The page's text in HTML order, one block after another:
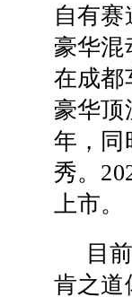
自有
豪华混
在成都
豪华顶
年，同
秀。
上市。
目
肯之道